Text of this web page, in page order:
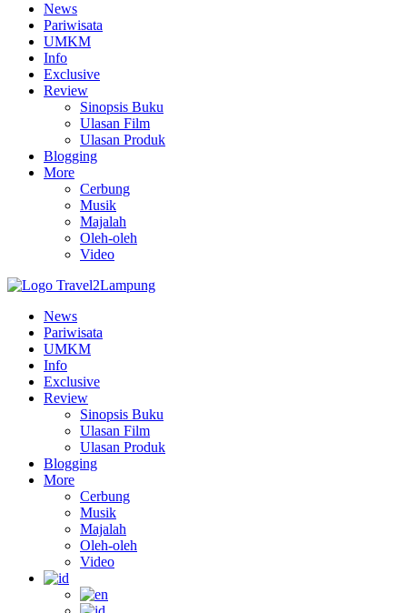
News
Pariwisata
UMKM
Info
Exclusive
Review
Sinopsis Buku
Ulasan Film
Ulasan Produk
Blogging
More
Cerbung
Musik
Majalah
Oleh-oleh
Video
News
Pariwisata
UMKM
Info
Exclusive
Review
Sinopsis Buku
Ulasan Film
Ulasan Produk
Blogging
More
Cerbung
Musik
Majalah
Oleh-oleh
Video